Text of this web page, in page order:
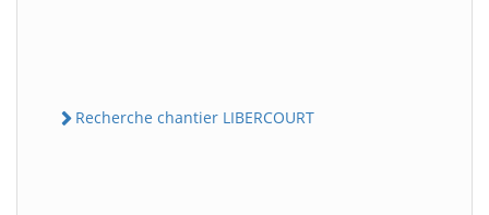
Recherche chantier LIBERCOURT